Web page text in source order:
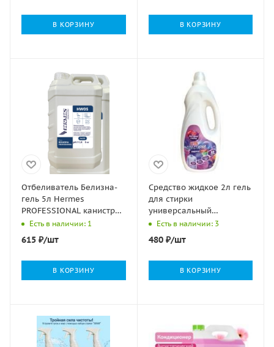
В КОРЗИНУ В КОРЗИНУ
Отбеливатель Белизна-
гель 5л Hermes
PROFESSIONAL канистра
1/4Есть в наличии: 1
615 ₽/шт
В КОРЗИНУ
Средство жидкое 2л гель
для стирки
универсальный
РЕНЕССАНС Косметик 1/8
Есть в наличии: 3
480₽/шт
В КОРЗИНУ